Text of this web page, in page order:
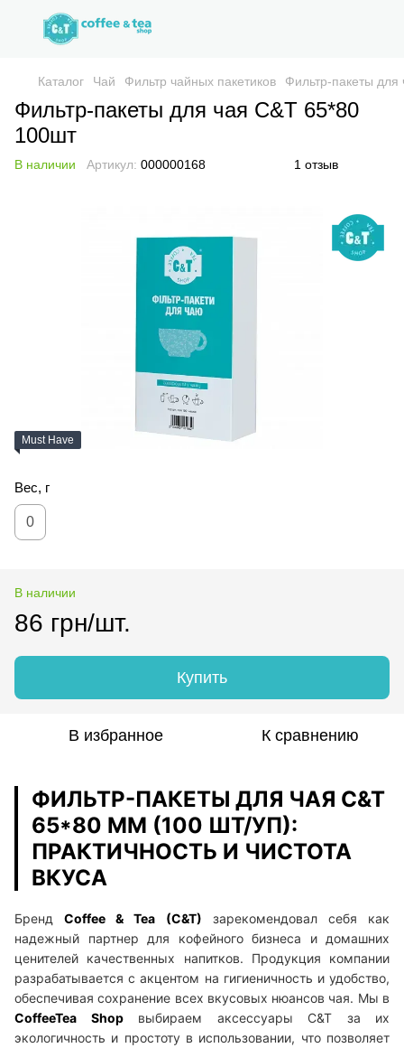
Каталог Чай Фильтр чайных пакетиков Фильтр-пакеты
Фильтр-пакеты для чая C&T 65*80
100шт
В наличии Артикул: 000000168 1 отзыв
Must Have
Вес, г
0
В наличии
86 грн/шт.
Купить
В избранное К сравнению
ФИЛЬТР-ПАКЕТЫ ДЛЯ ЧАЯ C&T
65*80 ММ (100 ШТ/УП):
ПРАКТИЧНОСТЬ И ЧИСТОТА
ВКУСА
БрендCoffee & Tea (C&T) зарекомендовал себя как
надежный партнер для кофейного бизнеса и домашних
ценителей качественных напитков. Продукция компании
разрабатывается с акцентом на гигиеничность и удобство,
обеспечивая сохранение всех вкусовых нюансов чая. Мы в
CoffeeTea Shopвыбираем аксессуары C&T за их
экологичность и простоту в использовании, что позволяет